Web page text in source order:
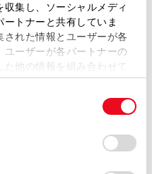
集し、ソーシャルメディ
トナーと共有していま
れた情報とユーザーが各
ーザーが各パートナーの
他の情報を組み合わせて
サイトの使用を続行する
ー)が保存されることに同
ッキー)のオプトアウト、
るにあたっては、当社の